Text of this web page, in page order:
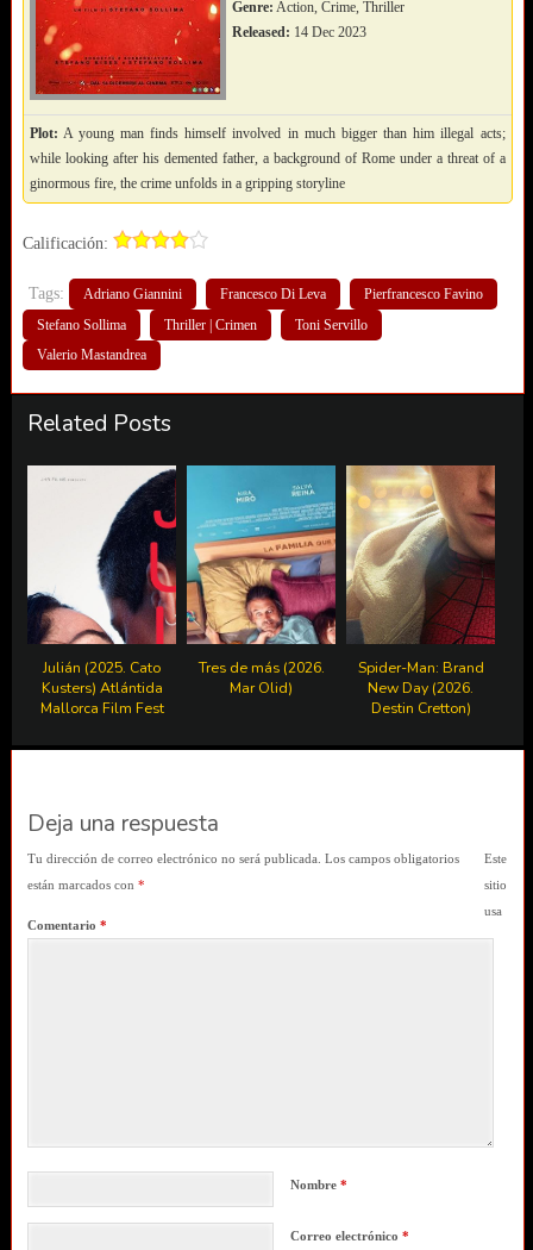
Genre: Action, Crime, Thriller
Released: 14 Dec 2023
Plot: A young man finds himself involved in much bigger than him illegal acts;
while looking after his demented father, a background of Rome under a threat of a
ginormous fire, the crime unfolds in a gripping storyline
Calificación:
Tags: Adriano Giannini Francesco Di Leva
Pierfrancesco Favino
Stefano Sollima
Thriller | Crimen
Toni Servillo
Valerio Mastandrea
Related Posts
Julián (2025. Cato
Kusters) Atlántida
Mallorca Film Fest
Tres de más (2026.
Mar Olid)
Spider-Man: Brand
New Day (2026.
Destin Cretton)
Deja una respuesta
Tu dirección de correo electrónico no será publicada. Los campos obligatorios
están marcados con *
Comentario *
Nombre *
Correo electrónico *
Este
sitio
usa